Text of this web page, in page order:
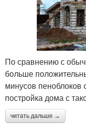
По сравнению с
больше
минусов пеноблоков
постройка дома с
читать дальше →